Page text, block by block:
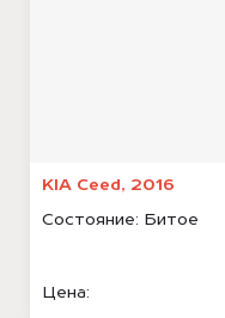
KIA Ceed, 2016
Состояние: Битое
Цена: